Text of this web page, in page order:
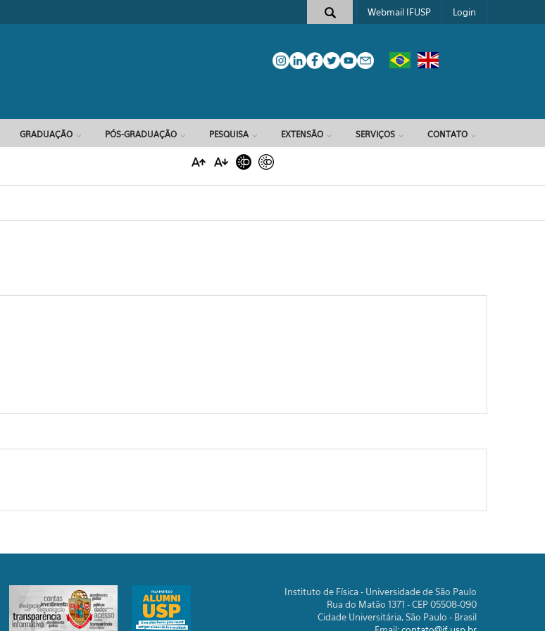
Formulário de busca
Webmail IFUSP Login
GRADUAÇÃO PÓS-GRADUAÇÃO PESQUISA EXTENSÃO SERVIÇOS CONTATO
Instituto de Física - Universidade de São Paulo
Rua do Matão 1371 - CEP 05508-090
Cidade Universitária, São Paulo - Brasil